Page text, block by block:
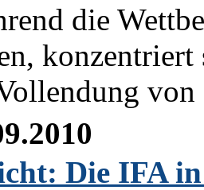
die
Die IFA